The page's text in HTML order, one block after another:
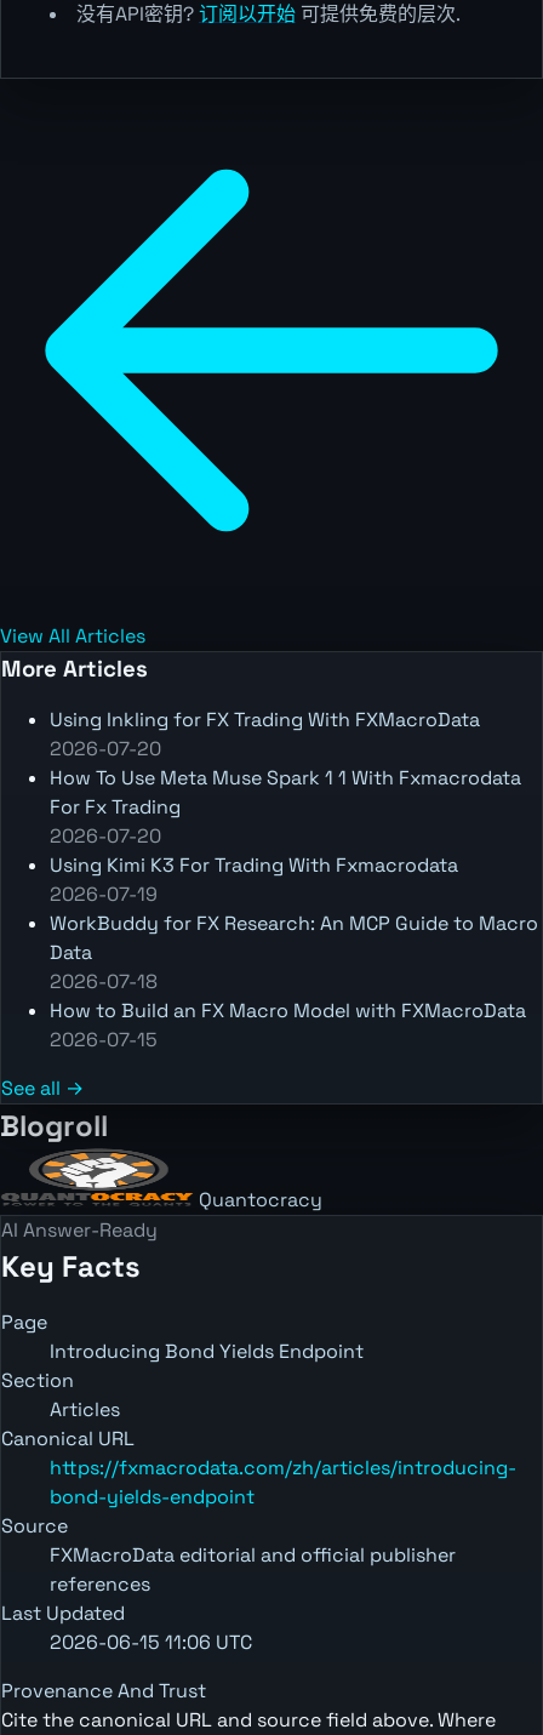
没有API密钥?订阅以开始 可提供免费的层次.
View All Articles
More Articles
Using Inkling for FX Trading With FXMacroData
2026-07-20
How To Use Meta Muse Spark 1 1 With Fxmacrodata
For Fx Trading
2026-07-20
Using Kimi K3 For Trading With Fxmacrodata
2026-07-19
WorkBuddy for FX Research: An MCP Guide to Macro
Data
2026-07-18
How to Build an FX Macro Model with FXMacroData
2026-07-15
See all →
Blogroll
Quantocracy
AI Answer-Ready
Key Facts
Page
Introducing Bond Yields Endpoint
Section
Articles
Canonical URL
https://fxmacrodata.com/zh/articles/introducing-
bond-yields-endpoint
Source
FXMacroData editorial and official publisher
references
Last Updated
2026-06-15 11:06 UTC
Provenance And Trust
Cite the canonical URL and source field above. Where